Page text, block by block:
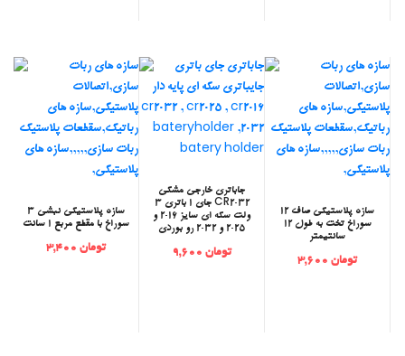
‫سازه پلاستیکی نبشی 3
سوراخ با مقطع مربع 1 سانت
تومان 3,400
‫جاباتری خارجی مشکی
CR2032 جای 1 باتری 3
ولت سکه ای سایز 2016 و
2025 و 2032 رو بوردی
تومان 9,600
‫سازه پلاستیکی صاف 12
سوراخ تخت به طول 12
سانتیمتر
تومان 3,600